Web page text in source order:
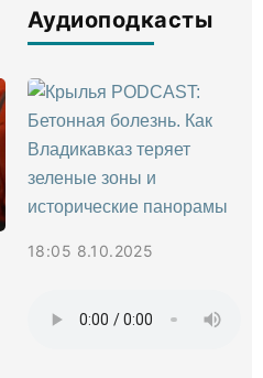
Аудиоподкасты
18:05 8.10.2025